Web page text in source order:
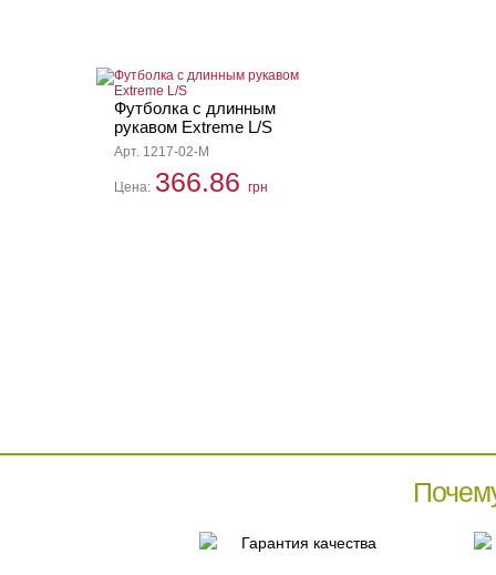
Футболка с длинным
рукавом Extreme L/S
Арт. 1217-02-M
Цена: 366.86 грн
Гарантия качества